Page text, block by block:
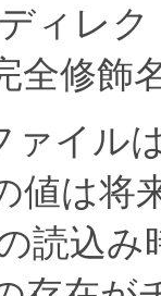
ディレ
全修飾
ァイル
値は将
読込み